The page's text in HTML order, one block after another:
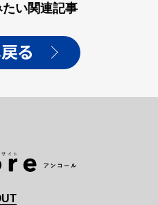
い関連記事
る